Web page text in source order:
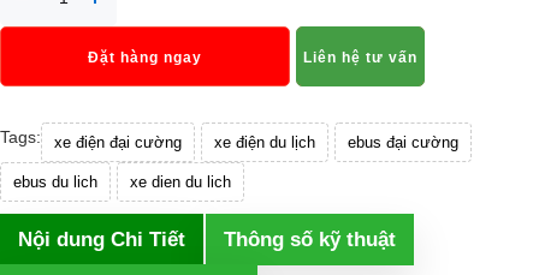
Đặt hàng ngay Liên hệ tư vấn
Tags: xe điện đại cường xe điện du lịch ebus đại cường
ebus du lich xe dien du lich
Nội dung Chi Tiết Thông số kỹ thuật